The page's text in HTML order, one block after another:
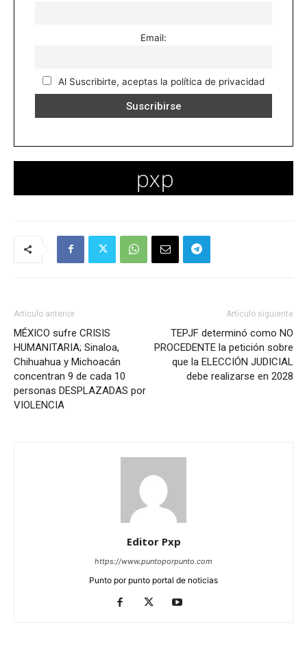
Email:
Al Suscribirte, aceptas la política de privacidad
Artículo anterior
MÉXICO sufre CRISIS
HUMANITARIA; Sinaloa,
Chihuahua y Michoacán
concentran 9 de cada 10
personas DESPLAZADAS por
VIOLENCIA
Artículo siguiente
TEPJF determinó como NO
PROCEDENTE la petición sobre
que la ELECCIÓN JUDICIAL
debe realizarse en 2028
Editor Pxp
https://www.puntoporpunto.com
Punto por punto portal de noticias